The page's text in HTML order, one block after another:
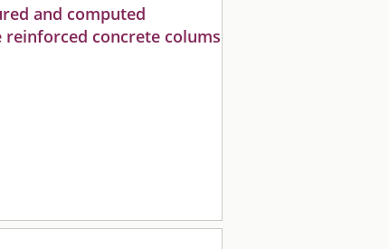
and computed
concrete colums